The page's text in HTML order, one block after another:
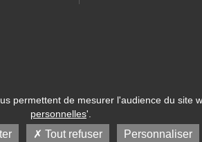
Données personnelles Plan du site
permettent de mesurer l'audience du site
personnelles'.
Tout refuser Personnaliser